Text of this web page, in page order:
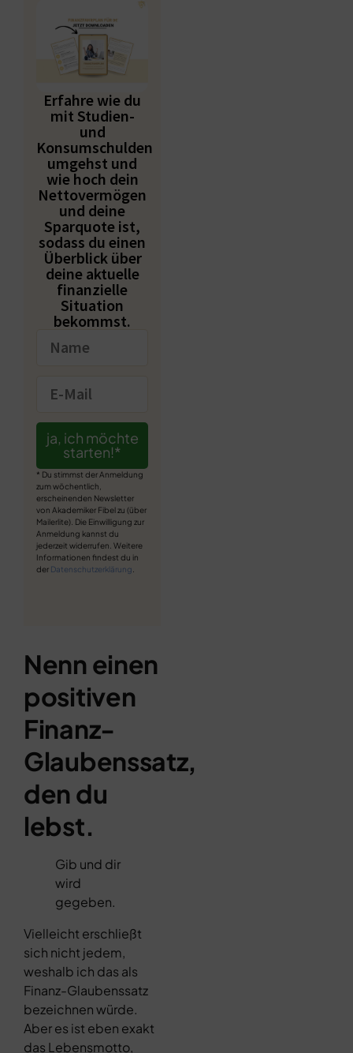
Erfahre wie du
mit Studien-
und
Konsumschulden
umgehst und
wie hoch dein
Nettovermögen
und deine
Sparquote ist,
sodass du einen
Überblick über
deine aktuelle
finanzielle
Situation
bekommst.
ja, ich möchte
starten!*
* Du stimmst der Anmeldung
zum wöchentlich,
erscheinenden Newsletter
von Akademiker Fibel zu (über
Mailerlite). Die Einwilligung zur
Anmeldung kannst du
jederzeit widerrufen. Weitere
Informationen findest du in
der Datenschutzerklärung
Nenn einen
positiven
Finanz-
Glaubenssatz,
den du
lebst.
Gib und dir
wird
gegeben.
Vielleicht erschließt
sich nicht jedem,
weshalb ich das als
Finanz-Glaubenssatz
bezeichnen würde.
Aber es ist eben exakt
das Lebensmotto,